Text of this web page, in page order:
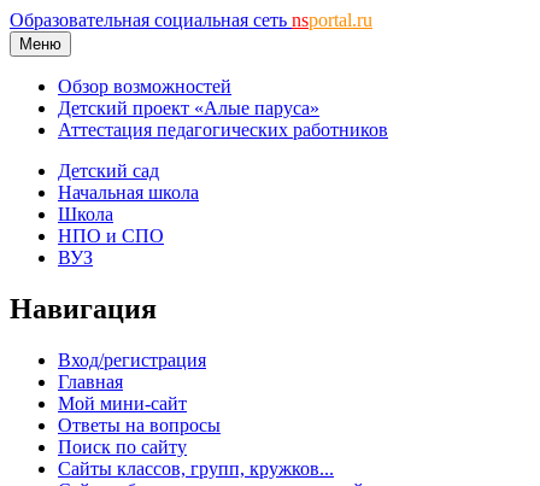
Образовательная социальная сеть nsportal.ru
Меню
Обзор возможностей
Детский проект «Алые паруса»
Аттестация педагогических работников
Детский сад
Начальная школа
Школа
НПО и СПО
ВУЗ
Навигация
Вход/регистрация
Главная
Мой мини-сайт
Ответы на вопросы
Поиск по сайту
Сайты классов, групп, кружков...